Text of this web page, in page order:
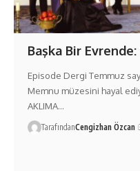
Başka Bir Evrende:
Episode Dergi Temmuz
Memnu müzesini hayal
AKLIMA…
TarafındanCengizhan Özcan